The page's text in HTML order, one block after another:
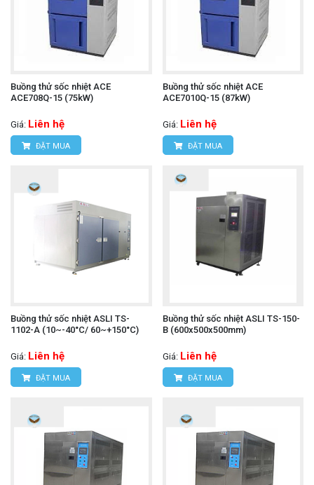
Buồng thử sốc nhiệt ACE
ACE708Q-15 (75kW)
Giá: Liên hệ
ĐẶT MUA
Buồng thử sốc nhiệt ACE
ACE7010Q-15 (87kW)
Giá: Liên hệ
ĐẶT MUA
Buồng thử sốc nhiệt ASLI TS-
1102-A (10~-40°C/ 60~+150°C)
Giá: Liên hệ
ĐẶT MUA
Buồng thử sốc nhiệt ASLI TS-150-
B (600x500x500mm)
Giá: Liên hệ
ĐẶT MUA